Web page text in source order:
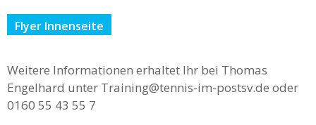
Flyer Innenseite
Weitere Informationen erhaltet Ihr bei Thomas
Engelhard unter Training@tennis-im-postsv.de oder
0160 55 43 55 7